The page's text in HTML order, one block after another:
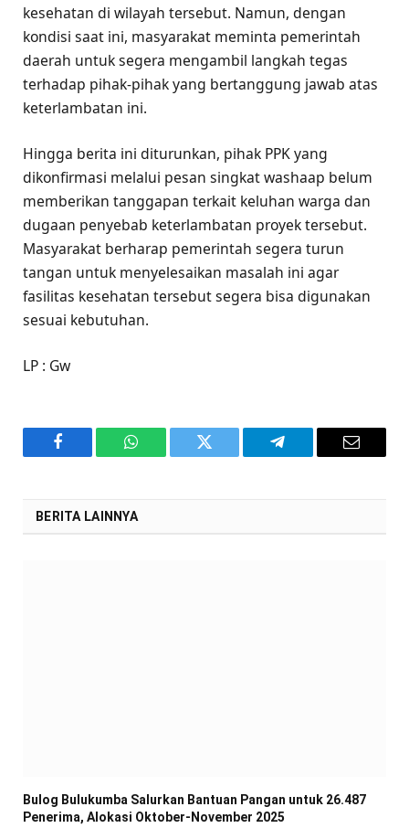
kesehatan di wilayah tersebut. Namun, dengan
kondisi saat ini, masyarakat meminta pemerintah
daerah untuk segera mengambil langkah tegas
terhadap pihak-pihak yang bertanggung jawab atas
keterlambatan ini.
Hingga berita ini diturunkan, pihak PPK yang
dikonfirmasi melalui pesan singkat washaap belum
memberikan tanggapan terkait keluhan warga dan
dugaan penyebab keterlambatan proyek tersebut.
Masyarakat berharap pemerintah segera turun
tangan untuk menyelesaikan masalah ini agar
fasilitas kesehatan tersebut segera bisa digunakan
sesuai kebutuhan.
LP : Gw
Facebook WhatsAppTwitter Telegram Email
BERITA LAINNYA
Bulog Bulukumba Salurkan Bantuan Pangan untuk 26.487
Penerima, Alokasi Oktober-November 2025